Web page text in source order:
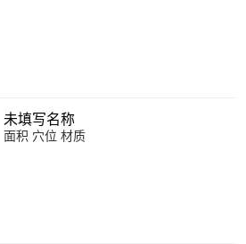
未填写名称
面积 穴位 材质